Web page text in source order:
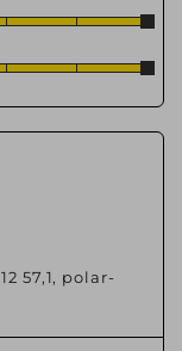
57,1, polar-